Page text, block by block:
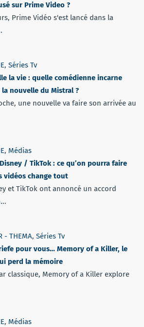
sur Prime Video ?
Prime Vidéo s'est lancé dans la
, Séries Tv
la vie : quelle comédienne incarne
la nouvelle du Mistral ?
une nouvelle va faire son arrivée au
, Médias
/ TikTok : ce qu’on pourra faire
vidéos change tout
et TikTok ont annoncé un accord
- THEMA, Séries Tv
pour vous… Memory of a Killer, le
perd la mémoire
classique, Memory of a Killer explore
, Médias